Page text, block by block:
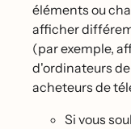
éléments ou
afficher
(par exemple,
d'ordinateurs
acheteurs de
Si vous